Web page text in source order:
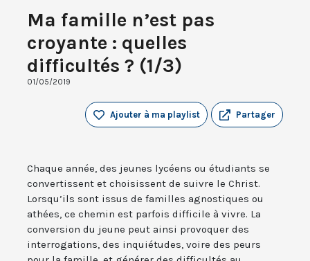
Ma famille n’est pas
croyante : quelles
difficultés ? (1/3)
01/05/2019
Partager
Ajouter à ma playlist
Chaque année, des jeunes lycéens ou étudiants se
convertissent et choisissent de suivre le Christ.
Lorsqu’ils sont issus de familles agnostiques ou
athées, ce chemin est parfois difficile à vivre. La
conversion du jeune peut ainsi provoquer des
interrogations, des inquiétudes, voire des peurs